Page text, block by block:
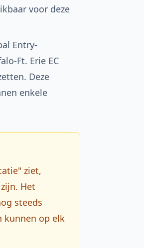
voor deze
Entry-
Ft. Erie EC
Deze
enkele
ziet,
Het
steeds
kunnen op elk